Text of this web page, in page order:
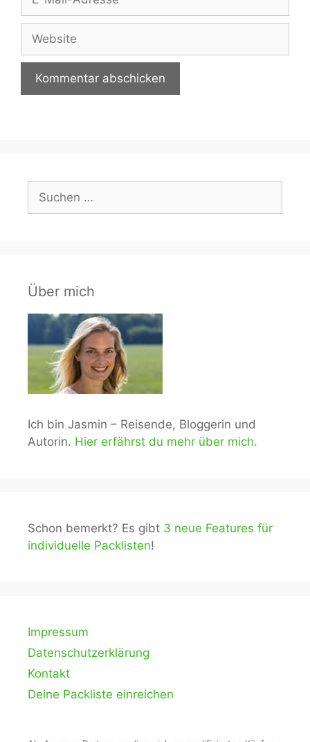
Mail-
Adresse
Suchen
nach:
Über mich
Ich bin Jasmin – Reisende, Bloggerin und
Autorin. Hier erfährst du mehr über mich.
Schon bemerkt? Es gibt 3 neue Features für
individuelle Packlisten!
Impressum
Datenschutzerklärung
Kontakt
Deine Packliste einreichen